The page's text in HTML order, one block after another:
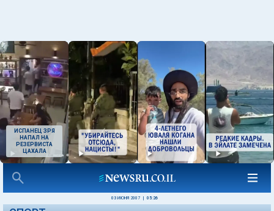
ИСПАНЕЦ ЗРЯ
НАПАЛ НА
РЕЗЕРВИСТА
ЦАХАЛА
03 ИЮНЯ 2007 05:26